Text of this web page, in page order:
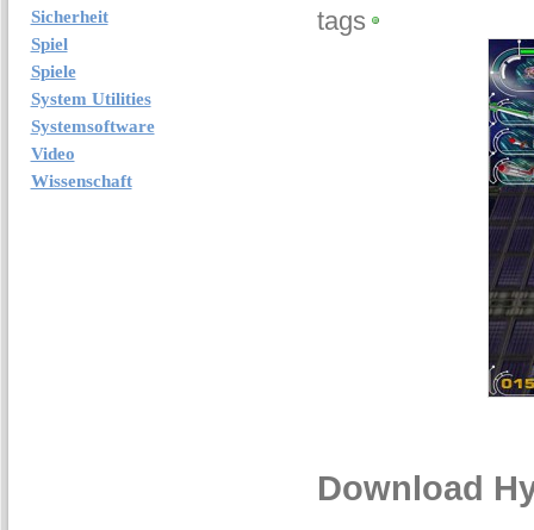
Sicherheit
Spiel
Spiele
System Utilities
Systemsoftware
Video
Wissenschaft
tags
Download